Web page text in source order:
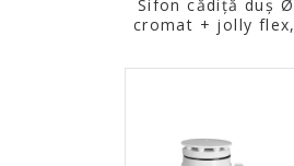
Sifon cădiţă duş
cromat + jolly